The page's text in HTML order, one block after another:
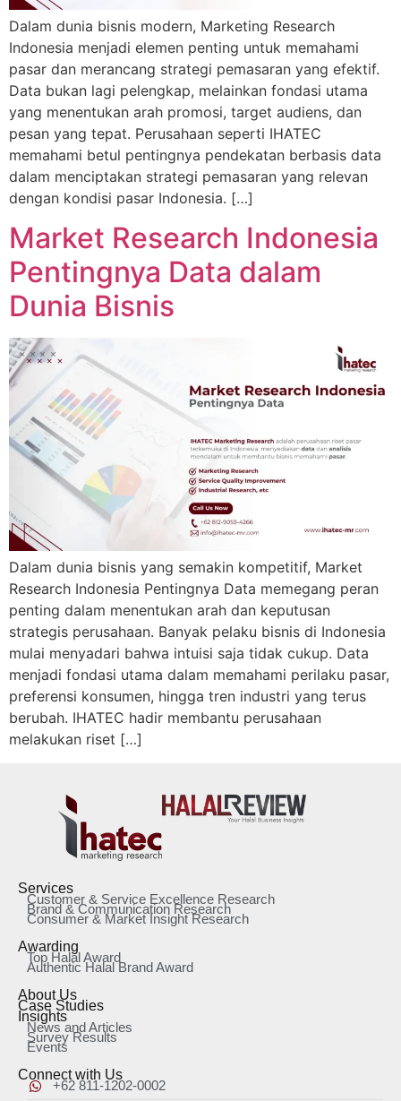
Dalam dunia bisnis modern, Marketing Research
Indonesia menjadi elemen penting untuk memahami
pasar dan merancang strategi pemasaran yang efektif.
Data bukan lagi pelengkap, melainkan fondasi utama
yang menentukan arah promosi, target audiens, dan
pesan yang tepat. Perusahaan seperti IHATEC
memahami betul pentingnya pendekatan berbasis data
dalam menciptakan strategi pemasaran yang relevan
dengan kondisi pasar Indonesia. […]
Market Research Indonesia
Pentingnya Data dalam
Dunia Bisnis
Dalam dunia bisnis yang semakin kompetitif, Market
Research Indonesia Pentingnya Data memegang peran
penting dalam menentukan arah dan keputusan
strategis perusahaan. Banyak pelaku bisnis di Indonesia
mulai menyadari bahwa intuisi saja tidak cukup. Data
menjadi fondasi utama dalam memahami perilaku pasar,
preferensi konsumen, hingga tren industri yang terus
berubah. IHATEC hadir membantu perusahaan
melakukan riset […]
Services
Customer & Service Excellence Research
Brand & Communication Research
Consumer & Market Insight Research
Awarding
Top Halal Award
Authentic Halal Brand Award
About Us
Case Studies
Insights
News and Articles
Survey Results
Events
Connect with Us
+62 811-1202-0002